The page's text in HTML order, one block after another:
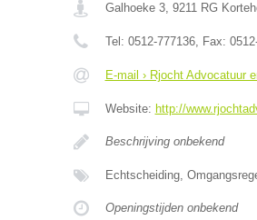
Galhoeke 3, 9211 RG
Tel: 0512-777136, Fax:
E-mail › Rjocht Advocatuur
Website: http://
Beschrijving onbekend
Echtscheiding,
Openingstijden onbekend